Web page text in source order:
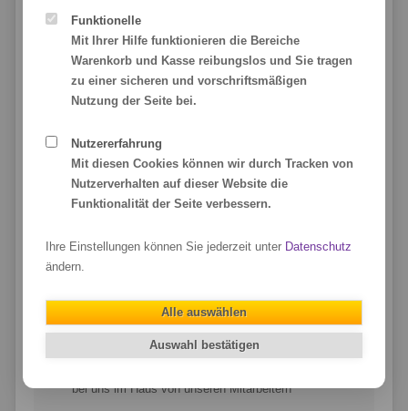
6-farbiger Latex-Digitaldruck inklusive
umweltfreundlich und geruchsneutral
Hochwertige RollUp-Materialien
für einen farbintensiven Druck in Fotoqualität
B1-zertifiziert mit Brandschutz-Zertifikat
Standard- & Display-Plane – für den Messe-Einsatz
und öffentliche Gebäude Pflicht!
bei uns im Haus von unseren Mitarbeitern
Funktionelle
Mit Ihrer Hilfe funktionieren die Bereiche
Warenkorb und Kasse reibungslos und Sie tragen
zu einer sicheren und vorschriftsmäßigen
Nutzung der Seite bei.
Nutzererfahrung
Mit diesen Cookies können wir durch Tracken von
Nutzerverhalten auf dieser Website die
Funktionalität der Seite verbessern.
Ihre Einstellungen können Sie jederzeit unter Datenschutz
ändern.
Alle auswählen
Auswahl bestätigen